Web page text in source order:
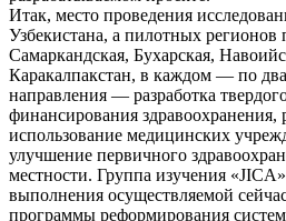
Итак, место проведения
Узбекистана, а пилотных регионов
Самаркандская, Бухарская,
Каракалпакстан, в каждом — по
направления — разработка
финансирования здравоохранения,
использование медицинских
улучшение первичного
местности. Группа изучения
выполнения осуществляемой
программы реформирования